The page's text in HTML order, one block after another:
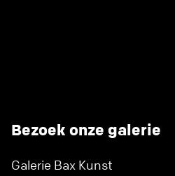
Bezoek onze galerie
Galerie Bax Kunst